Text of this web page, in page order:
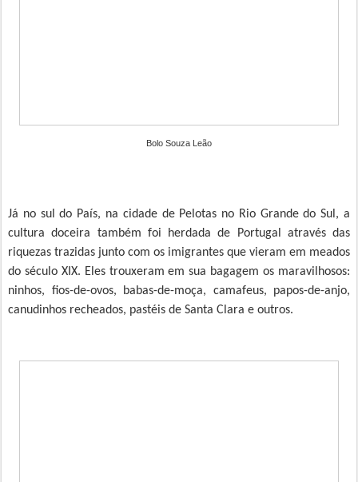
Bolo Souza Leão
Já no sul do País, na cidade de Pelotas no Rio Grande do Sul, a
cultura doceira também foi herdada de Portugal através das
riquezas trazidas junto com os imigrantes que vieram em meados
do século XIX. Eles trouxeram em sua bagagem os maravilhosos:
ninhos, fios-de-ovos, babas-de-moça, camafeus, papos-de-anjo,
canudinhos recheados, pastéis de Santa Clara e outros.